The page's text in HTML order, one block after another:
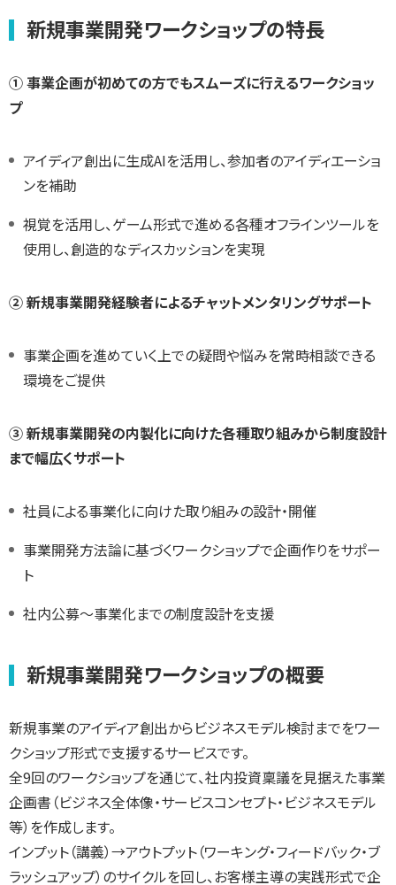
新規事業開発ワークショップの特長
① 事業企画が初めての方でもスムーズに行えるワークショッ
プ
アイディア創出に生成AIを活用し、参加者のアイディエーショ
ンを補助
視覚を活用し、ゲーム形式で進める各種オフラインツールを
使用し、創造的なディスカッションを実現
② 新規事業開発経験者によるチャットメンタリングサポート
事業企画を進めていく上での疑問や悩みを常時相談できる
環境をご提供
③ 新規事業開発の内製化に向けた各種取り組みから制度設計
まで幅広くサポート
社員による事業化に向けた取り組みの設計・開催
事業開発方法論に基づくワークショップで企画作りをサポー
ト
社内公募～事業化までの制度設計を支援
新規事業開発ワークショップの概要
新規事業のアイディア創出からビジネスモデル検討までをワー
クショップ形式で支援するサービスです。
全9回のワークショップを通じて、社内投資稟議を見据えた事業
企画書（ビジネス全体像・サービスコンセプト・ビジネスモデル
等）を作成します。
インプット（講義）→アウトプット（ワーキング・フィードバック・ブ
ラッシュアップ）のサイクルを回し、お客様主導の実践形式で企